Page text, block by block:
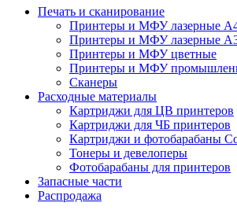
Печать и сканирование
Принтеры и МФУ лазерные
Принтеры и МФУ лазерные
Принтеры и МФУ цветные
Принтеры и МФУ
Сканеры
Расходные материалы
Картриджи для ЦВ принтеров
Картриджи для ЧБ принтеров
Картриджи и фотобарабаны
Тонеры и девелоперы
Фотобарабаны для принтеров
Запасные части
Распродажа